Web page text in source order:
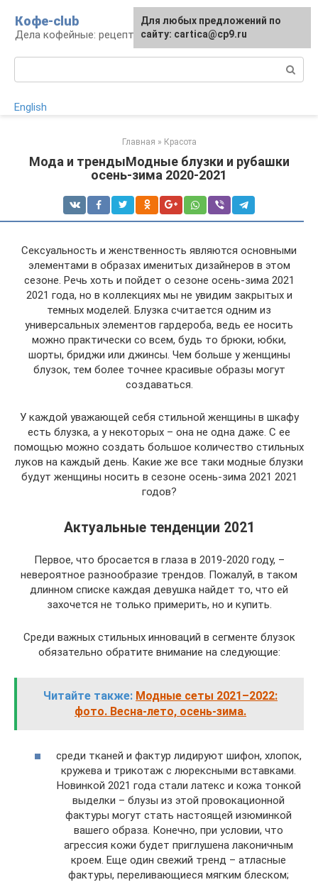
контенту
Кофе-club
Дела кофейные: рецепты и приготовление
English
Главная » Красота
Мода и трендыМодные блузки и рубашки
осень-зима 2020-2021
Сексуальность и женственность являются основными
элементами в образах именитых дизайнеров в этом
сезоне. Речь хоть и пойдет о сезоне осень-зима 2021
2021 года, но в коллекциях мы не увидим закрытых и
темных моделей. Блузка считается одним из
универсальных элементов гардероба, ведь ее носить
можно практически со всем, будь то брюки, юбки,
шорты, бриджи или джинсы. Чем больше у женщины
блузок, тем более точнее красивые образы могут
создаваться.
У каждой уважающей себя стильной женщины в шкафу
есть блузка, а у некоторых – она не одна даже. С ее
помощью можно создать большое количество стильных
луков на каждый день. Какие же все таки модные блузки
будут женщины носить в сезоне осень-зима 2021 2021
годов?
Актуальные тенденции 2021
Первое, что бросается в глаза в 2019-2020 году, –
невероятное разнообразие трендов. Пожалуй, в таком
длинном списке каждая девушка найдет то, что ей
захочется не только примерить, но и купить.
Среди важных стильных инноваций в сегменте блузок
обязательно обратите внимание на следующие:
Читайте также: Модные сеты 2021–2022:
фото. Весна-лето, осень-зима.
среди тканей и фактур лидируют шифон, хлопок,
кружева и трикотаж с люрексными вставками.
Новинкой 2021 года стали латекс и кожа тонкой
выделки – блузы из этой провокационной
фактуры могут стать настоящей изюминкой
вашего образа. Конечно, при условии, что
агрессия кожи будет приглушена лаконичным
кроем. Еще один свежий тренд – атласные
фактуры, переливающиеся мягким блеском;
Для любых предложений по
сайту: cartica@cp9.ru